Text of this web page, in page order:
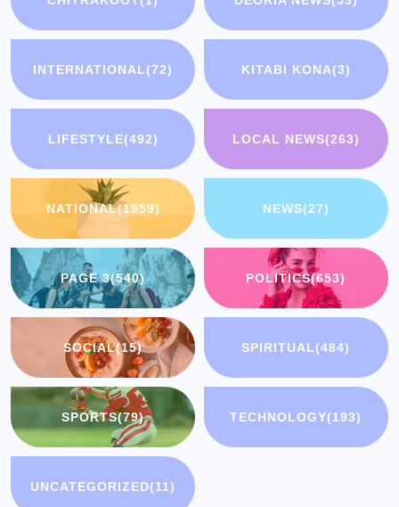
INTERNATIONAL(72) KITABI KONA(3)
LIFESTYLE(492) LOCAL NEWS(263)
NATIONAL(1959) NEWS(27)
PAGE 3(540) POLITICS(653)
SOCIAL(15) SPIRITUAL(484)
SPORTS(79) TECHNOLOGY(193)
UNCATEGORIZED(11)